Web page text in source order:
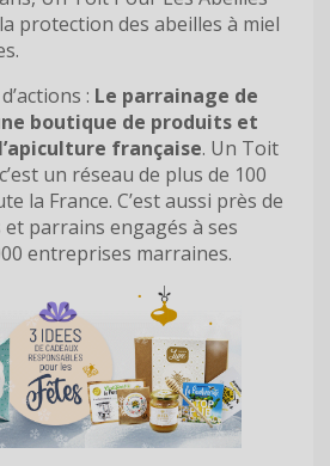
protection des abeilles à miel
: Le parrainage de
boutique de produits et
française. Un Toit
un réseau de plus de 100
la France. C’est aussi près de
et parrains engagés à ses
entreprises marraines.